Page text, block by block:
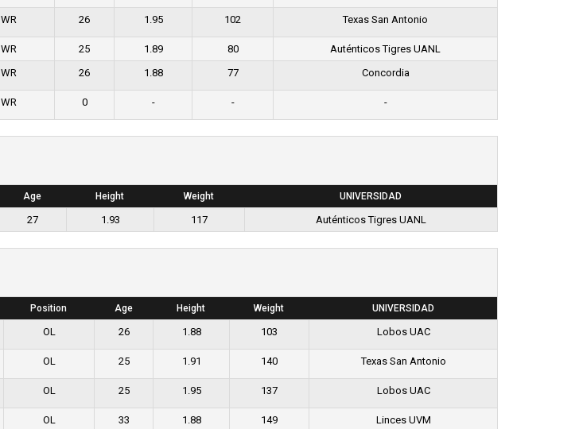
WR 26 1.95 102 Texas San Antonio
WR 25 1.89 80
Auténticos Tigres UANL
WR 26 1.88 77 Concordia
WR 0 - - -
Age Height Weight UNIVERSIDAD
27 1.93 117 Auténticos Tigres UANL
Position Age Height Weight UNIVERSIDAD
OL 26 1.88 103 Lobos UAC
OL 25 1.91 140 Texas San Antonio
OL 25 1.95 137 Lobos UAC
OL 33 1.88 149 Linces UVM